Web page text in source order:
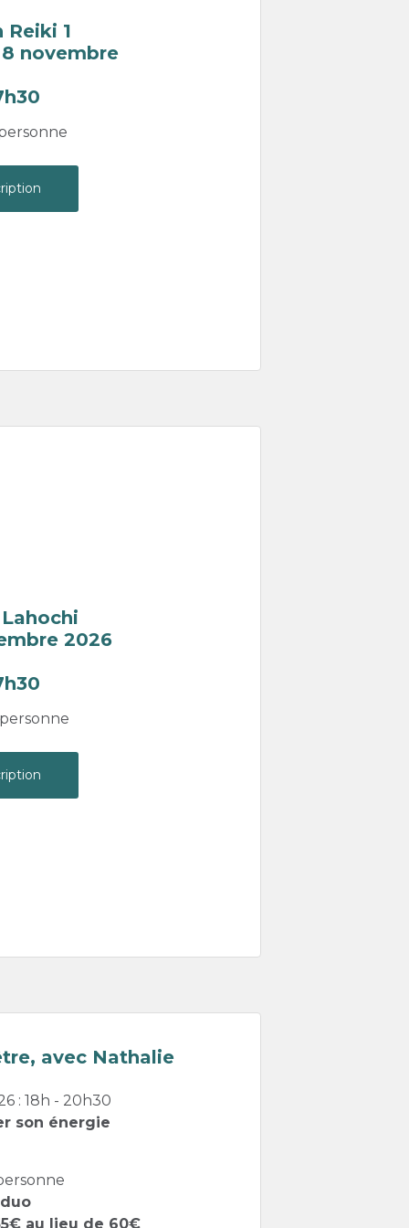
Reiki 1
novembre
2026
avec Nathalie
: 18h - 20h30
son énergie
au lieu de 60€